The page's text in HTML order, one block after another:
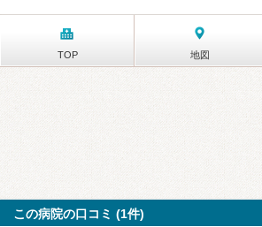
TOP 地図
この病院の口コミ (1件)